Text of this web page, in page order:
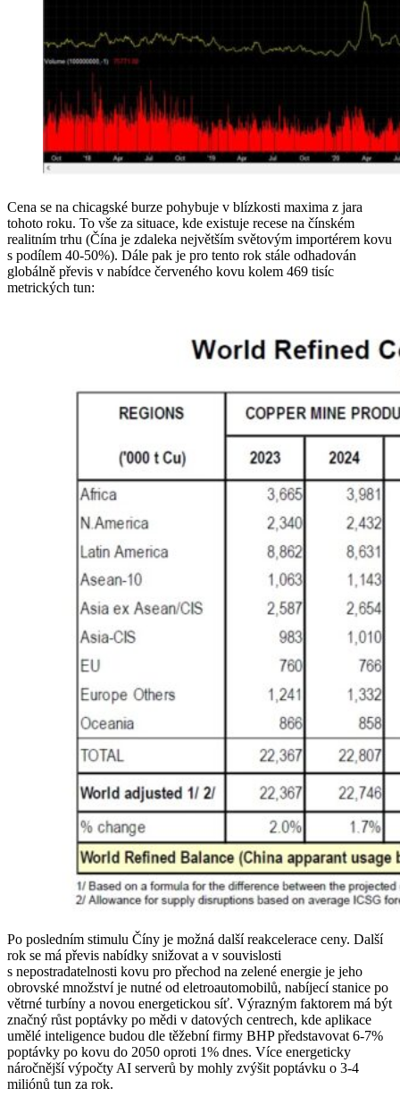
Cena se na chicagské burze pohybuje v blízkosti maxima z jara
tohoto roku. To vše za situace, kde existuje recese na čínském
realitním trhu (Čína je zdaleka největším světovým importérem kovu
s podílem 40-50%). Dále pak je pro tento rok stále odhadován
globálně převis v nabídce červeného kovu kolem 469 tisíc
metrických tun:
Po posledním stimulu Číny je možná další reakcelerace ceny. Další
rok se má převis nabídky snižovat a v souvislosti
s nepostradatelnosti kovu pro přechod na zelené energie je jeho
obrovské množství je nutné od eletroautomobilů, nabíjecí stanice po
větrné turbíny a novou energetickou síť. Výrazným faktorem má být
značný růst poptávky po mědi v datových centrech, kde aplikace
umělé inteligence budou dle těžební firmy BHP představovat 6-7%
poptávky po kovu do 2050 oproti 1% dnes. Více energeticky
náročnější výpočty AI serverů by mohly zvýšit poptávku o 3-4
miliónů tun za rok.